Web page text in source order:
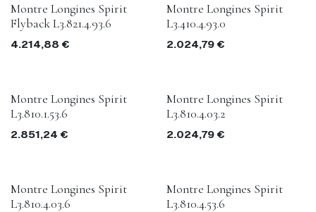
Montre Longines Spirit
Flyback L3.821.4.93.6
4.214,88 €
Montre Longines Spirit
L3.410.4.93.0
2.024,79€
Montre Longines Spirit
L3.810.1.53.6
2.851,24 €
Montre Longines Spirit
L3.810.4.03.2
2.024,79€
Montre Longines Spirit
L3.810.4.03.6
Montre Longines Spirit
L3.810.4.53.6